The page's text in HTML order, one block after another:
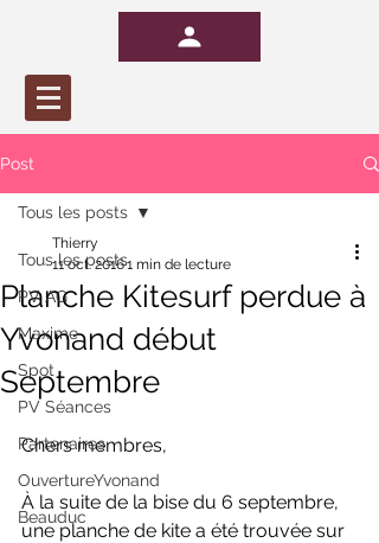
Post
Tous les posts
PV AG
Maxime
Spot
PV Séances
Partenaires
OuvertureYvonand
Beauduc
Tous les posts
Planche Kitesurf perdue à
Yvonand début
Septembre
Thierry
11 oct. 20161 min de lecture
Chers membres,
À la suite de la bise du 6 septembre,
une planche de kite a été trouvée sur